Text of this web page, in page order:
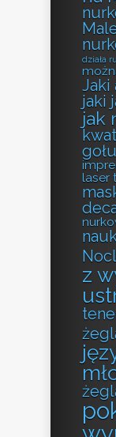
działa
Jaki
jaki
jak
laser
z